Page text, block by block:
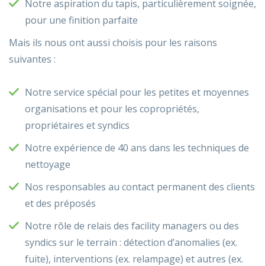
Notre aspiration du tapis, particulièrement soignée,
pour une finition parfaite
Mais ils nous ont aussi choisis pour les raisons
suivantes :
Notre service spécial pour les petites et moyennes
organisations et pour les copropriétés,
propriétaires et syndics
Notre expérience de 40 ans dans les techniques de
nettoyage
Nos responsables au contact permanent des clients
et des préposés
Notre rôle de relais des facility managers ou des
syndics sur le terrain : détection d’anomalies (ex.
fuite), interventions (ex. relampage) et autres (ex.